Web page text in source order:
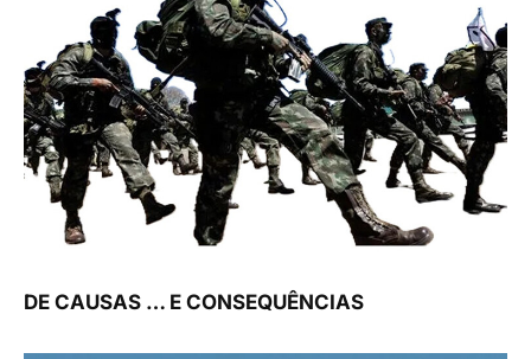
DE CAUSAS … E CONSEQUÊNCIAS